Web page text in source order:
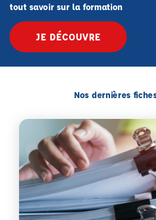
tout savoir sur la formation
JE DÉCOUVRE
Nos dernières